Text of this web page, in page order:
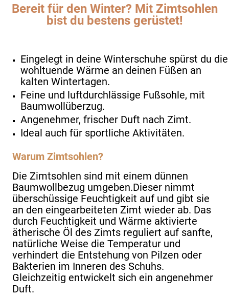
Bereit für den Winter? Mit Zimtsohlen
bist du bestens gerüstet!
Eingelegt in deine Winterschuhe spürst du die
wohltuende Wärme an deinen Füßen an
kalten Wintertagen.
Feine und luftdurchlässige Fußsohle, mit
Baumwollüberzug.
Angenehmer, frischer Duft nach Zimt.
Ideal auch für sportliche Aktivitäten.
Warum Zimtsohlen?
Die Zimtsohlen sind mit einem dünnen
Baumwollbezug umgeben.Dieser nimmt
überschüssige Feuchtigkeit auf und gibt sie
an den eingearbeiteten Zimt wieder ab. Das
durch Feuchtigkeit und Wärme aktivierte
ätherische Öl des Zimts reguliert auf sanfte,
natürliche Weise die Temperatur und
verhindert die Entstehung von Pilzen oder
Bakterien im Inneren des Schuhs.
Gleichzeitig entwickelt sich ein angenehmer
Duft.